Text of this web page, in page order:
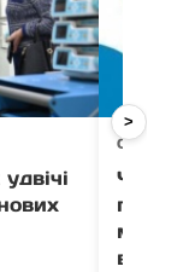
07
Через
води
>